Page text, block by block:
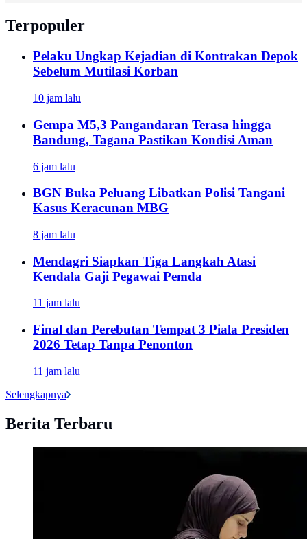
Terpopuler
Pelaku Ungkap Kejadian di Kontrakan Depok
Sebelum Mutilasi Korban
10 jam lalu
Gempa M5,3 Pangandaran Terasa hingga
Bandung, Tagana Pastikan Kondisi Aman
6 jam lalu
BGN Buka Peluang Libatkan Polisi Tangani
Kasus Keracunan MBG
8 jam lalu
Mendagri Siapkan Tiga Langkah Atasi
Kendala Gaji Pegawai Pemda
11 jam lalu
Final dan Perebutan Tempat 3 Piala Presiden
2026 Tetap Tanpa Penonton
11 jam lalu
Selengkapnya
Berita Terbaru